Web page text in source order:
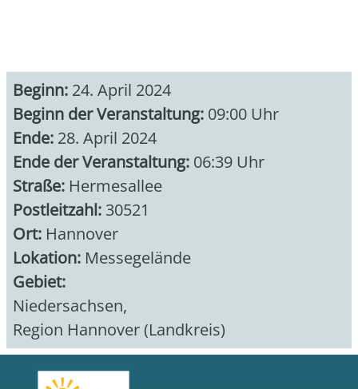
Beginn: 24. April 2024
Beginn der Veranstaltung: 09:00 Uhr
Ende: 28. April 2024
Ende der Veranstaltung: 06:39 Uhr
Straße: Hermesallee
Postleitzahl: 30521
Ort: Hannover
Lokation: Messegelände
Gebiet:
Niedersachsen,
Region Hannover (Landkreis)